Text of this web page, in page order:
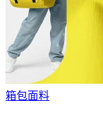
箱包面料